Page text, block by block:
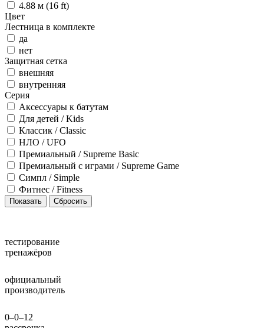
4.88 м (16 ft)
Цвет
Лестница в комплекте
да
нет
Защитная сетка
внешняя
внутренняя
Серия
Аксессуары к батутам
Для детей / Kids
Классик / Classic
НЛО / UFO
Премиальный / Supreme Basic
Премиальный с играми / Supreme Game
Симпл / Simple
Фитнес / Fitness
тестирование
тренажёров
официальный
производитель
0–0–12